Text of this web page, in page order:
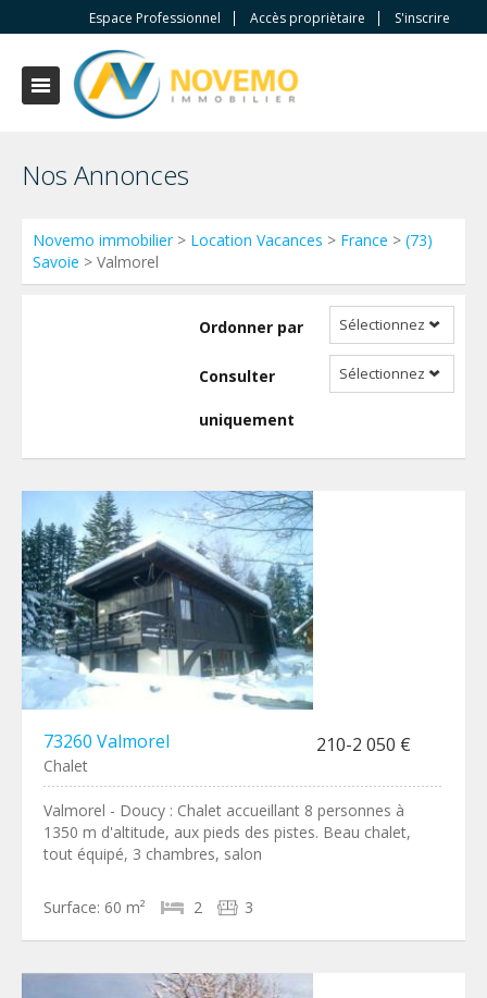
Espace Professionnel Accès propriètaire S'inscrire
Nos Annonces
Novemo immobilier> Location Vacances > France > (73)
Savoie > Valmorel
Ordonner par Sélectionnez
Consulter
uniquement
Sélectionnez
73260 Valmorel 210-2 050 €
Chalet
Valmorel - Doucy : Chalet accueillant 8 personnes à
1350 m d'altitude, aux pieds des pistes. Beau chalet,
tout équipé, 3 chambres, salon
Surface: 60 m² 2 3